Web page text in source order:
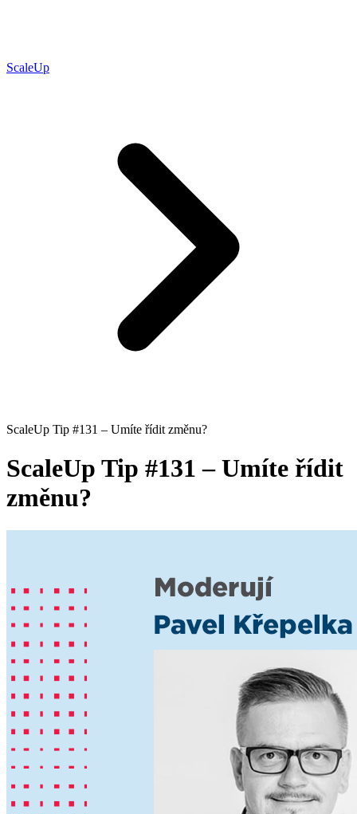
ScaleUp
ScaleUp Tip #131 – Umíte řídit změnu?
ScaleUp Tip #131 – Umíte řídit
změnu?